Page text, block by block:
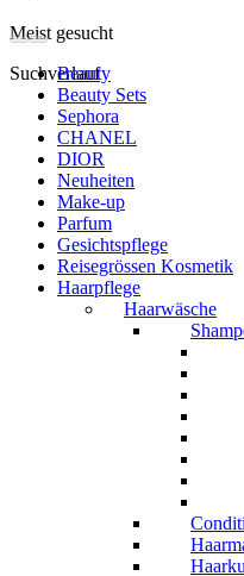
Meist gesucht
Suchverlauf
Beauty
Beauty Sets
Sephora
CHANEL
DIOR
Neuheiten
Make-up
Parfum
Gesichtspflege
Reisegrössen Kosmetik
Haarpflege
Haarwäsche